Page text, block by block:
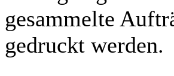
gesammelte
gedruckt werden.